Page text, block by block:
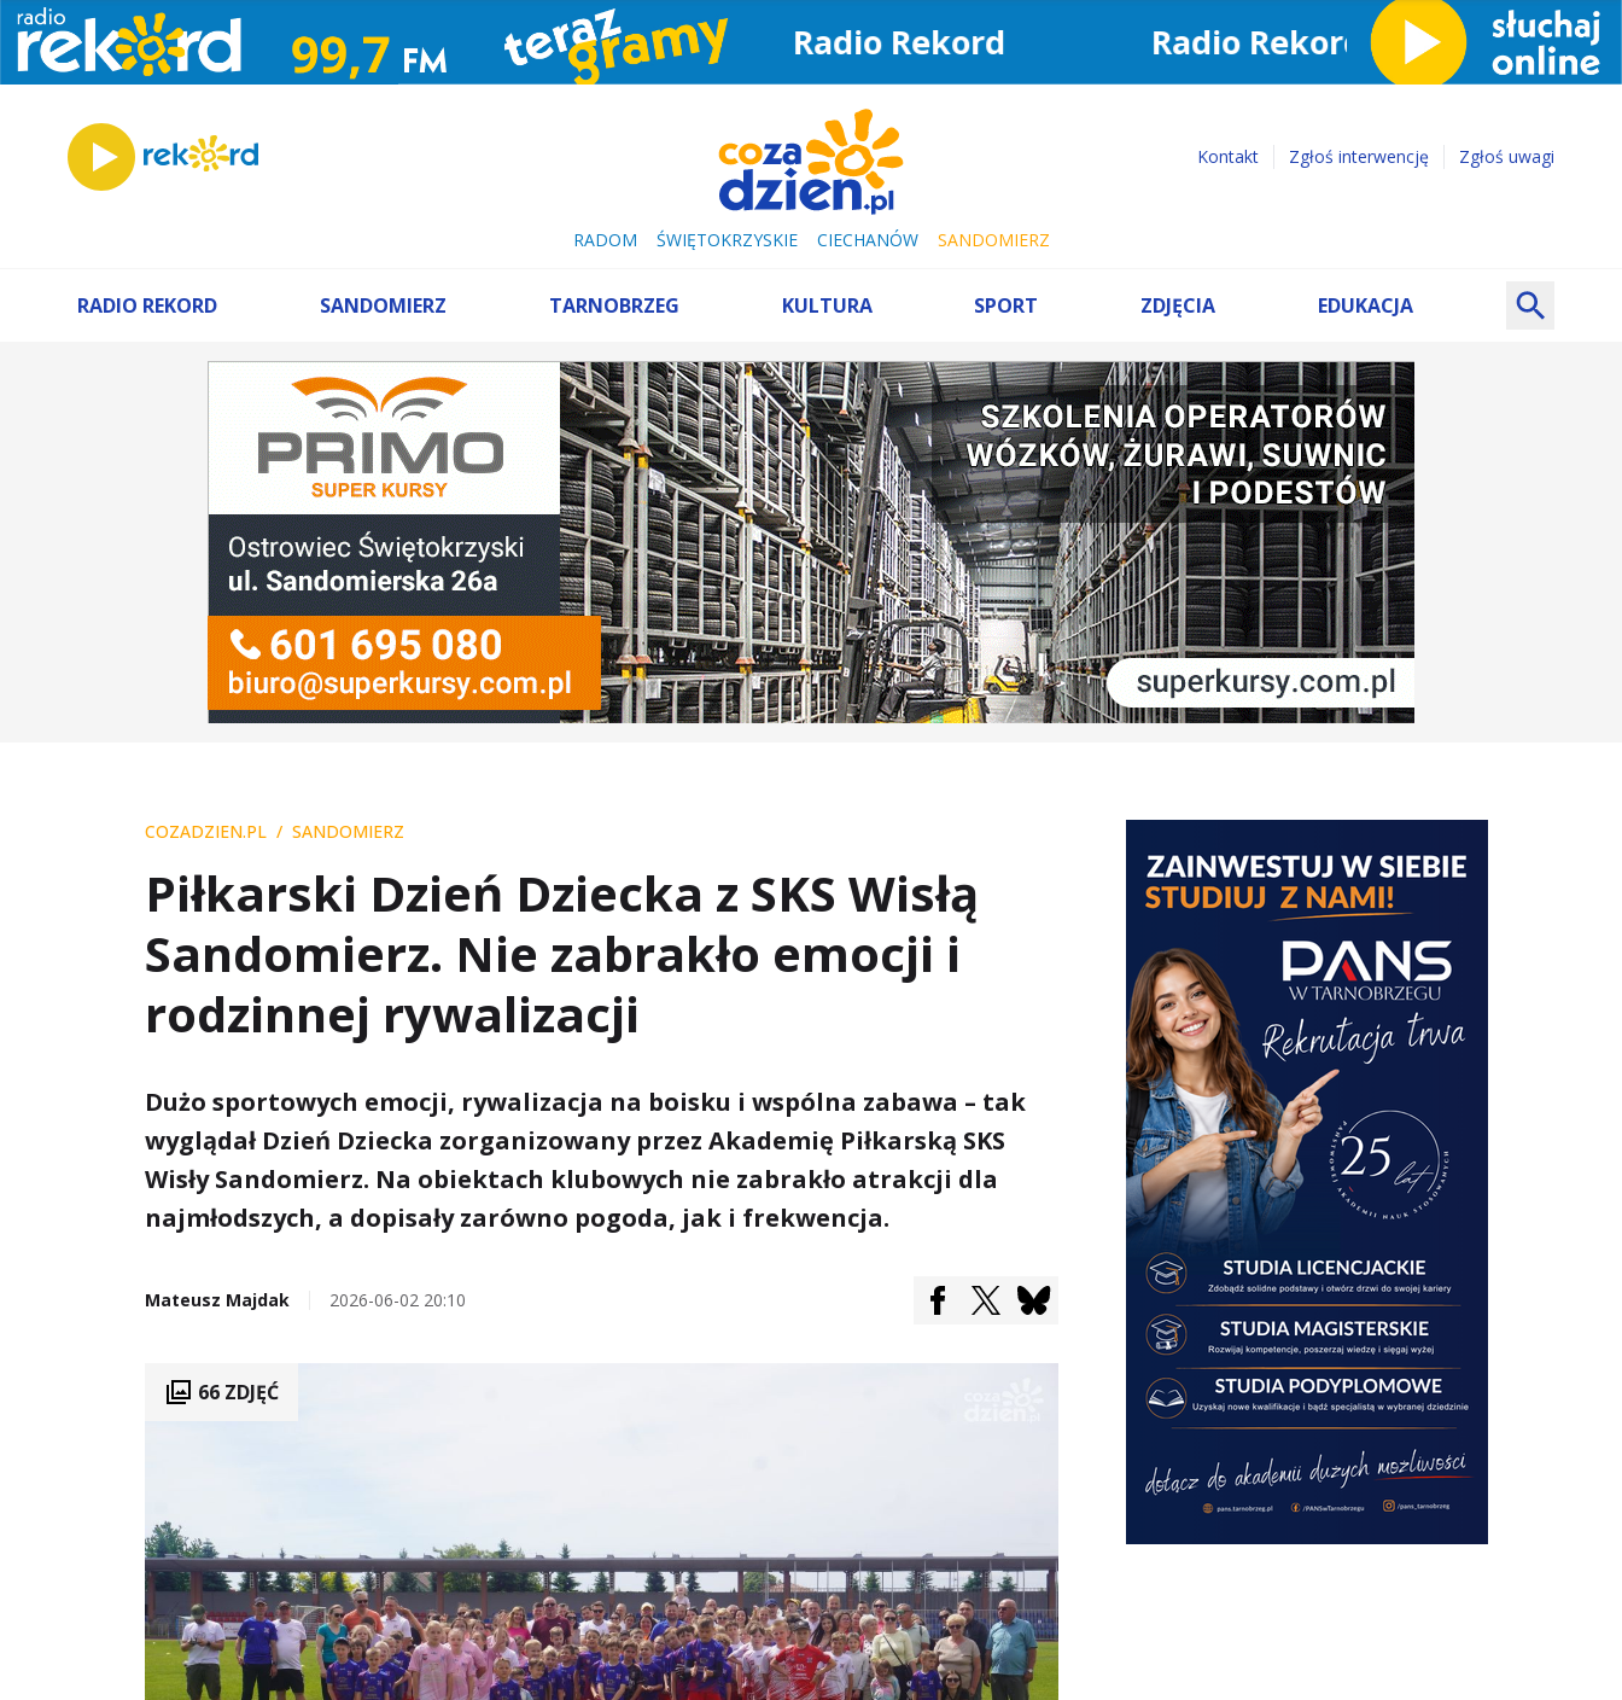
Radio Rekord
Kontakt Zgłoś interwencję Zgłoś uwagi
RADOM ŚWIĘTOKRZYSKIE CIECHANÓW SANDOMIERZ
RADIO REKORD SANDOMIERZ TARNOBRZEG KULTURA SPORT ZDJĘCIA EDUKACJA
COZADZIEN.PL SANDOMIERZ
Piłkarski Dzień Dziecka z SKS Wisłą
Sandomierz. Nie zabrakło emocji i
rodzinnej rywalizacji
Dużo sportowych emocji, rywalizacja na boisku i wspólna zabawa – tak
wyglądał Dzień Dziecka zorganizowany przez Akademię Piłkarską SKS
Wisły Sandomierz. Na obiektach klubowych nie zabrakło atrakcji dla
najmłodszych, a dopisały zarówno pogoda, jak i frekwencja.
Mateusz Majdak 2026-06-02 20:10
66 ZDJĘĆ